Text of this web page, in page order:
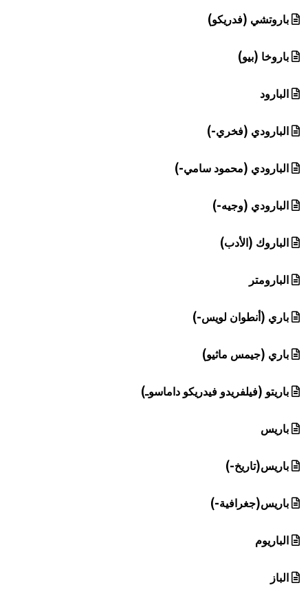
باروتشي (فدريكو)
باروخا (بيو)
البارود
البارودي (فخري-)
البارودي (محمود سامي-)
البارودي (وجيه-)
الباروك (الأدب)
البارومتر
باري (أنطوان لويس-)
باري (جيمس ماثيو)
باريتو (فيلفريدو فيدريكو داماسوـ)
باريس
باريس(تاريخ-)
باريس(جغرافية-)
الباريوم
الباز